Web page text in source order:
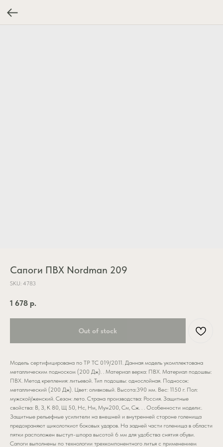
Сапоги ПВХ Nordman 209
SKU: 4783
1 678 р.
Out of stock
Модель сертифицирована по ТР ТС 019/2011. Данная модель укомплектована
металлическим подноском (200 Дж). . Материал верха: ПВХ. Материал подошвы:
ПВХ. Метод крепления: литьевой. Тип подошвы: однослойная. Подносок:
металлический (200 Дж). Цвет: оливковый. Высота:390 мм. Вес: 1150 г. Пол:
мужской/женский. Сезон: лето. Страна производства: Россия. Защитные
свойства: В, З, К 80, Щ 50, Нс, Нм, Мун200, См, Сж. . . Особенности модели:.
Защитные рельефные усилители на внешней и внутренней стороне голенища
предохраняют щиколоткиот боковых ударов. На задней части голенища в области
пятки расположен выступ-шпора высотой 6 мм для удобства снятия обуви.
Сапоги выполнены по технологии трехкомпонентного литья с применением